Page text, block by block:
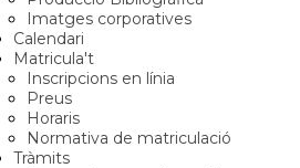
Imatges corporatives
Calendari
Matricula't
Inscripcions en línia
Preus
Horaris
Normativa de matriculació
Tràmits